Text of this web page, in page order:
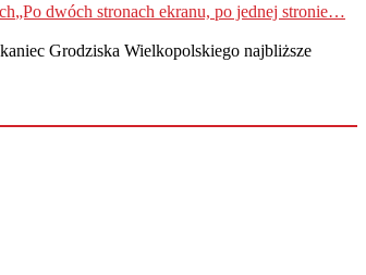
„Po dwóch stronach ekranu, po jednej stronie…
Grodziska Wielkopolskiego najbliższe